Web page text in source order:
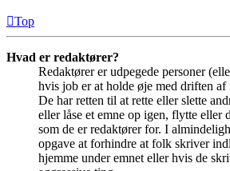
Top
Hvad er redaktører?
Redaktører er udpegede personer
hvis job er at holde øje med driften af
De har retten til at rette eller slette
eller låse et emne op igen, flytte eller
som de er redaktører for. I
opgave at forhindre at folk skriver
hjemme under emnet eller hvis de